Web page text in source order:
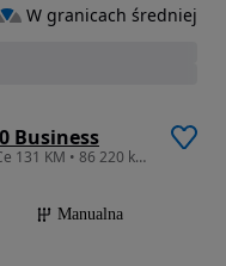
Business
1197 cm3 • 130 KM • Renault Kadjar 1.2 TCe 131 KM • 86 220 km • Serwis • 2 Kluczyki
Manualna
W granicach średniej